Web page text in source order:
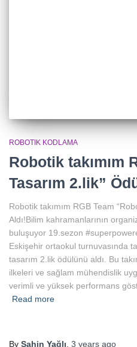
ROBOTIK KODLAMA
Robotik takımım
Tasarım 2.lik”
Robotik takımım RGB Team
Aldı!Bilim kahramanlarının
buluşuyor 19.sezon
Eskişehir ortaokul turnuvasında
tasarım 2.lik ödülünü aldı. Bu
ilkeleri ve sağlam mühendislik
verimli ve yüksek performans
Read more
By Şahin Yağlı, 3 years ago